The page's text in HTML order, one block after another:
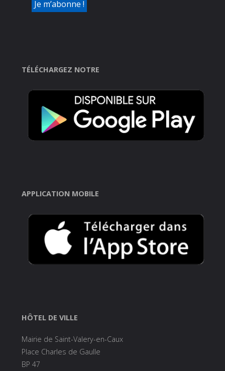
TÉLÉCHARGEZ NOTRE
APPLICATION MOBILE
HÔTEL DE VILLE
Mairie de Saint-Valery-en-Caux
Place Charles de Gaulle
BP 47